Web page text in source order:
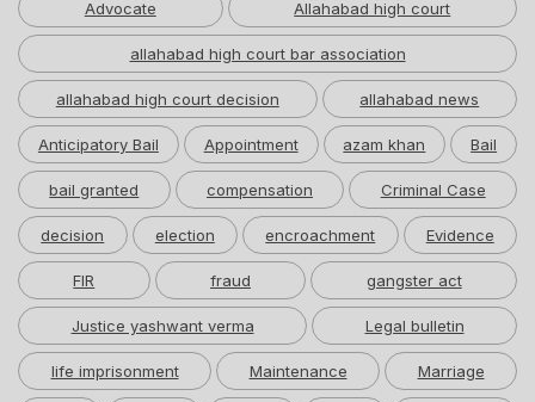
Advocate Allahabad high court
allahabad high court bar association
allahabad high court decision allahabad news
Anticipatory Bail Appointment azam khan Bail
bail granted compensation Criminal Case
decision election encroachment Evidence
FIR fraud gangster act
Justice yashwant verma Legal bulletin
life imprisonment Maintenance Marriage